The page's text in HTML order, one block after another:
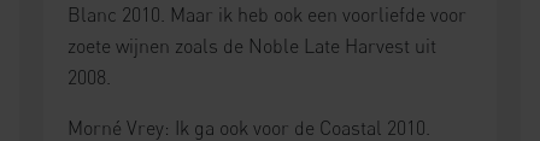
Blanc 2010. Maar ik heb ook een voorliefde voor
zoete wijnen zoals de Noble Late Harvest uit
2008.
Morné Vrey: Ik ga ook voor de Coastal 2010.